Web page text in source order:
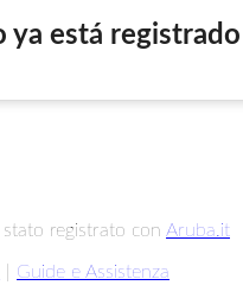
ya está registrado
registrato con Aruba.it
Guide e Assistenza